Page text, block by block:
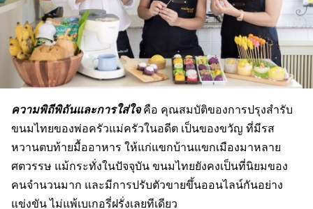
ความพิถีพิถันและการใส่ใจคือ คุณสมบัติของการปรุงสำรับ
ขนมไทยของพ่อครัวแม่ครัวในอดีต เป็นของขวัญ ที่มีรส
หวานตบท้ายมื้ออาหาร ให้แก่แขกบ้านแขกเมืองมาหลาย
ศตวรรษ แม้กระทั่งในปัจจุบัน ขนมไทยยังคงเป็นที่นิยมของ
คนจำนวนมาก และมีการปรับตัวขายขึ้นออนไลน์กันอย่าง
แข่งขัน ไม่แพ้เบเกอรี่ฝรั่งเลยทีเดียว